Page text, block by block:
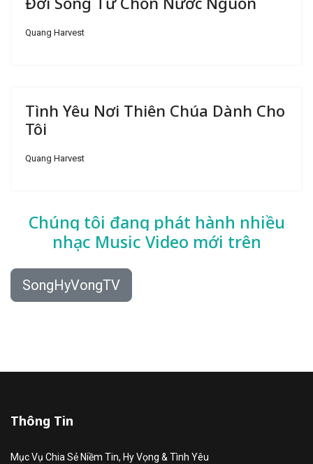
Quang Harvest
Tình Yêu Nơi Thiên Chúa Dành Cho
Tôi
Quang Harvest
Chúng tôi đang phát hành nhiều
nhạc Music Video mới trên
SongHyVongTV
Thông Tin
Mục Vụ Chia Sẻ Niềm Tin, Hy Vọng & Tình Yêu